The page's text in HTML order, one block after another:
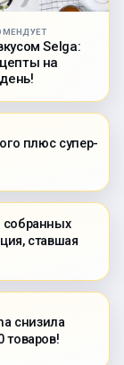
Selga:
на
плюс супер-
собранных
ставшая
снизила
товаров!